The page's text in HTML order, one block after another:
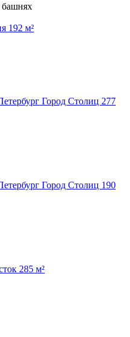
башнях
192 м²
Город Столиц 277
Город Столиц 190
285 м²